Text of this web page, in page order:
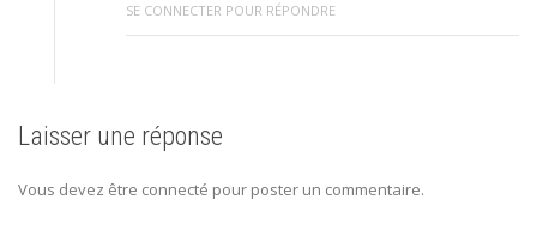
SE CONNECTER POUR RÉPONDRE
Laisser une réponse
Vous devez être connecté pour poster un commentaire.